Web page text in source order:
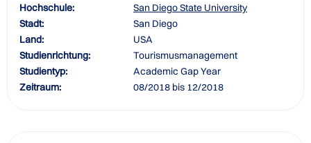
Hochschule:
San Diego State University
Stadt:
San Diego
Land:
USA
Studienrichtung:
Tourismusmanagement
Studientyp:
Academic Gap Year
Zeitraum:
08/2018 bis 12/2018